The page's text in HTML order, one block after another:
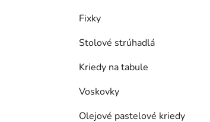
Fixky
Stolové strúhadlá
Kriedy na tabule
Voskovky
Olejové pastelové kriedy